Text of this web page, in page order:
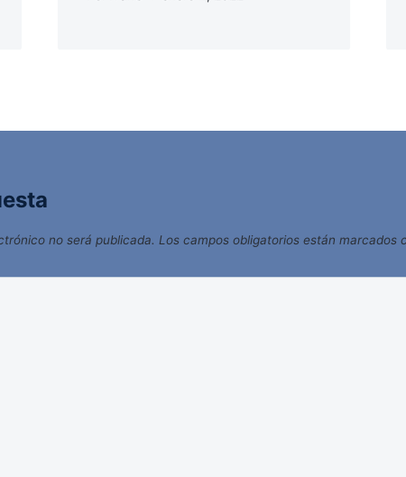
no será publicada. Los campos obligatorios están marcados